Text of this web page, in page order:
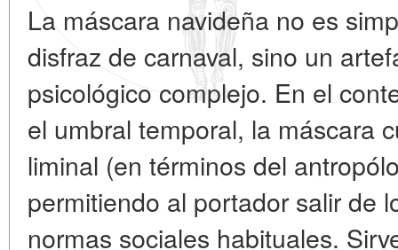
La máscara navideña no es
disfraz de carnaval, sino un
psicológico complejo. En el
el umbral temporal, la máscara
liminal (en términos del
permitiendo al portador salir de
normas sociales habituales.